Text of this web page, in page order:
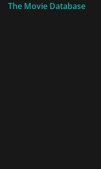
The Movie Database